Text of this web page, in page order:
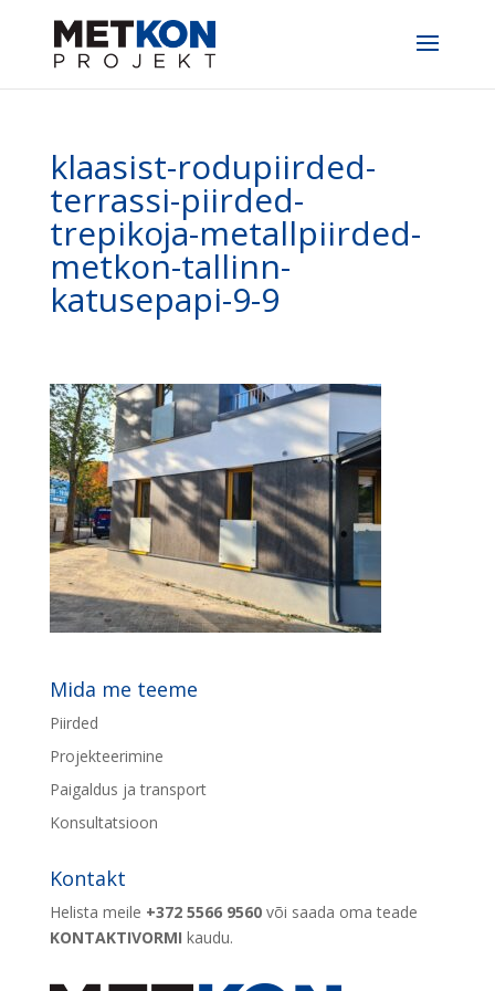
klaasist-rodupiirded-
terrassi-piirded-
trepikoja-metallpiirded-
metkon-tallinn-
katusepapi-9-9
Mida me teeme
Piirded
Projekteerimine
Paigaldus ja transport
Konsultatsioon
Kontakt
Helista meile +372 5566 9560või saada oma teade
KONTAKTIVORMI kaudu.